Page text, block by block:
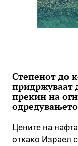
Степенот до
придржуваат
прекин на
Цените на
откако Израел